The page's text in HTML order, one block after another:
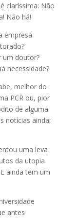
claríssima: Não
Não há!
empresa
um doutor?
necessidade?
melhor do
PCR ou, pior
de alguma
notícias ainda:
uma leva
da utopia
ainda tem um
antes